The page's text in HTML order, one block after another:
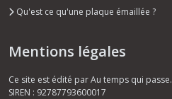
Qu'est ce qu'une plaque émaillée ?
Mentions légales
Ce site est édité par Au temps qui passe.
SIREN : 92787793600017